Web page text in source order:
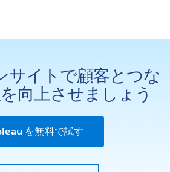
サイトで顧客とつな
向上させましょう
を無料で試す